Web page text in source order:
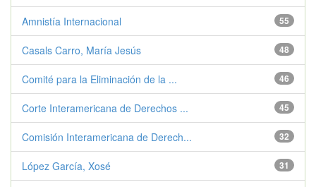
55
Amnistía Internacional
48
Casals Carro, María Jesús
46
Comité para la Eliminación de la ...
45
Corte Interamericana de Derechos ...
32
Comisión Interamericana de Derech...
31
López García, Xosé